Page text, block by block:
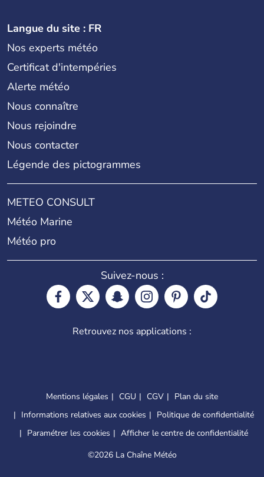
Langue du site : FR
Nos experts météo
Certificat d'intempéries
Alerte météo
Nous connaître
Nous rejoindre
Nous contacter
Légende des pictogrammes
METEO CONSULT
Météo Marine
Météo pro
Suivez-nous :
Retrouvez nos applications :
Mentions légales CGU CGV
Plan du site
Informations relatives aux cookies
Politique de confidentialité
Paramétrer les cookies
Afficher le centre de confidentialité
©2026 La Chaîne Météo